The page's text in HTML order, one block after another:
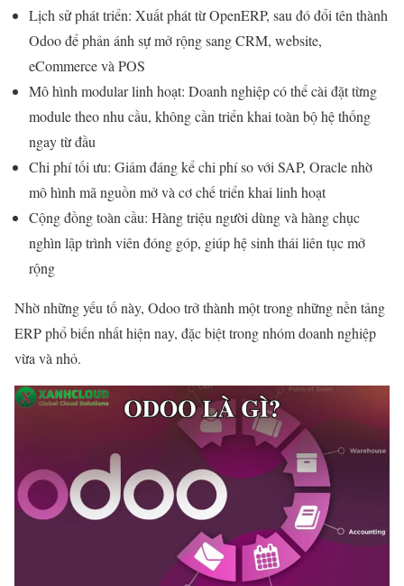
Lịch sử phát triển: Xuất phát từ OpenERP, sau đó đổi tên thành
Odoo để phản ánh sự mở rộng sang CRM, website,
eCommerce và POS
Mô hình modular linh hoạt: Doanh nghiệp có thể cài đặt từng
module theo nhu cầu, không cần triển khai toàn bộ hệ thống
ngay từ đầu
Chi phí tối ưu: Giảm đáng kể chi phí so với SAP, Oracle nhờ
mô hình mã nguồn mở và cơ chế triển khai linh hoạt
Cộng đồng toàn cầu: Hàng triệu người dùng và hàng chục
nghìn lập trình viên đóng góp, giúp hệ sinh thái liên tục mở
rộng
Nhờ những yếu tố này, Odoo trở thành một trong những nền tảng
ERP phổ biến nhất hiện nay, đặc biệt trong nhóm doanh nghiệp
vừa và nhỏ.